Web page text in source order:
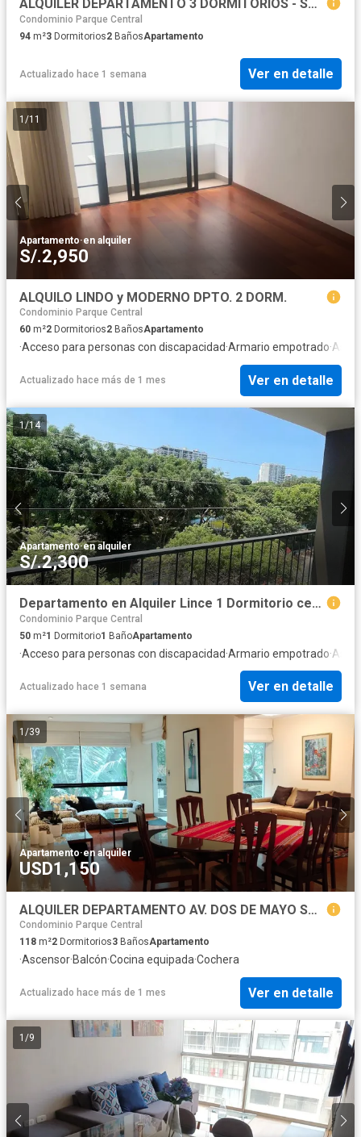
ALQUILER DEPARTAMENTO 3 DORMITORIOS - SAN ISIDRO
Condominio Parque Central
94 m²3 Dormitorios2 BañosApartamento
Actualizado hace 1 semana Ver en detalle
1 /11
Apartamento·en alquiler
S/.2,950
ALQUILO LINDO y MODERNO DPTO. 2 DORM.
Condominio Parque Central
60 m²2 Dormitorios2 BañosApartamento
·Acceso para personas con discapacidad·Armario empotrado·
Actualizado hace más de 1 mes Ver en detalle
1/14
Apartamento·en alquiler
S/.2,300
Departamento en Alquiler Lince 1 Dormitorio cerca a San Isidro
Condominio Parque Central
50 m²1 Dormitorio1 BañoApartamento
·Acceso para personas con discapacidad·Armario empotrado·
Actualizado hace 1 semana Ver en detalle
1 /39
Apartamento·en alquiler
USD1,150
ALQUILER DEPARTAMENTO AV. DOS DE MAYO SAN ISIDRO
Condominio Parque Central
118 m²2 Dormitorios3 BañosApartamento
·Ascensor·Balcón·Cocina equipada·Cochera
Actualizado hace más de 1 mes Ver en detalle
1 /9